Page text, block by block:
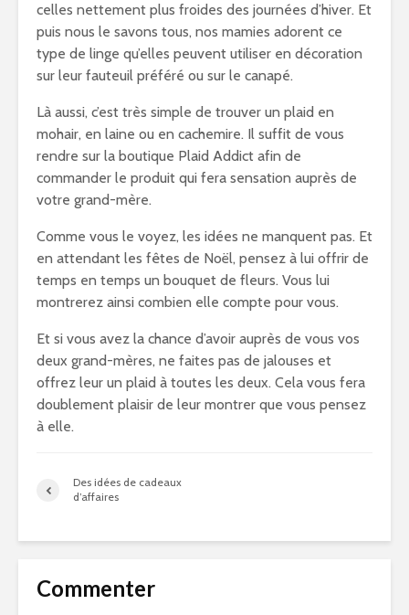
celles nettement plus froides des journées d’hiver. Et
puis nous le savons tous, nos mamies adorent ce
type de linge qu’elles peuvent utiliser en décoration
sur leur fauteuil préféré ou sur le canapé.
Là aussi, c’est très simple de trouver un plaid en
mohair, en laine ou en cachemire. Il suffit de vous
rendre sur la boutique Plaid Addict afin de
commander le produit qui fera sensation auprès de
votre grand-mère.
Comme vous le voyez, les idées ne manquent pas. Et
en attendant les fêtes de Noël, pensez à lui offrir de
temps en temps un bouquet de fleurs. Vous lui
montrerez ainsi combien elle compte pour vous.
Et si vous avez la chance d’avoir auprès de vous vos
deux grand-mères, ne faites pas de jalouses et
offrez leur un plaid à toutes les deux. Cela vous fera
doublement plaisir de leur montrer que vous pensez
à elle.
Des idées de cadeaux
d’affaires
Commenter